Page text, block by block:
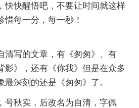
快快醒悟吧，不要让时间就这样
每一分，每一秒！
清写的文章，有《匆匆》、有
影》，还有《你我》但是在众多
深刻的还是《匆匆》了。
号秋实，后改名为自清，字佩